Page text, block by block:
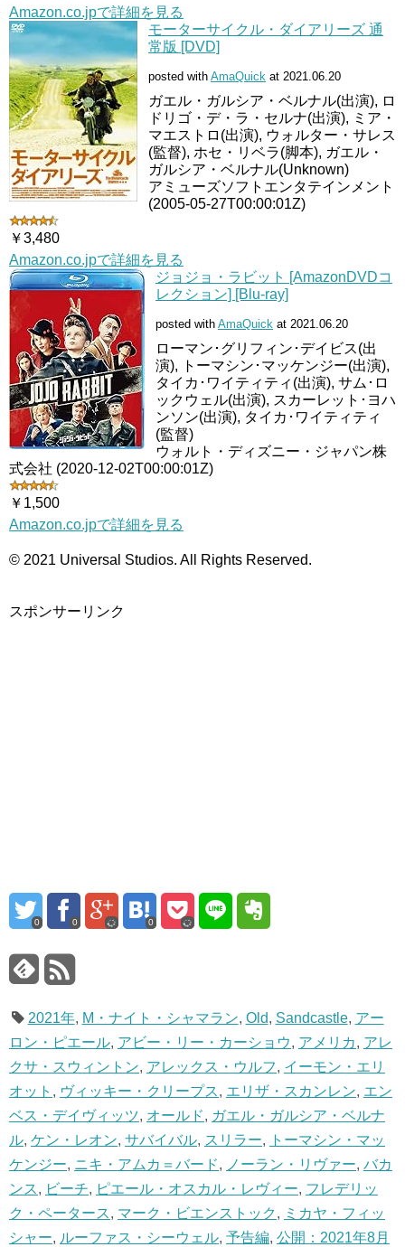
Amazon.co.jpで詳細を見る
モーターサイクル・ダイアリーズ 通
常版 [DVD]
posted with AmaQuick at 2021.06.20
ガエル・ガルシア・ベルナル(出演), ロ
ドリゴ・デ・ラ・セルナ(出演), ミア・
マエストロ(出演), ウォルター・サレス
(監督), ホセ・リベラ(脚本), ガエル・
ガルシア・ベルナル(Unknown)
アミューズソフトエンタテインメント
(2005-05-27T00:00:01Z)
￥3,480
Amazon.co.jpで詳細を見る
ジョジョ・ラビット [AmazonDVDコ
レクション] [Blu-ray]
posted with AmaQuick at 2021.06.20
ローマン･グリフィン･デイビス(出
演), トーマシン･マッケンジー(出演),
タイカ･ワイティティ(出演), サム･ロ
ックウェル(出演), スカーレット･ヨハ
ンソン(出演), タイカ･ワイティティ
(監督)
ウォルト・ディズニー・ジャパン株
式会社 (2020-12-02T00:00:01Z)
￥1,500
Amazon.co.jpで詳細を見る
© 2021 Universal Studios. All Rights Reserved.
スポンサーリンク
0 0 0
2021年, M・ナイト・シャマラン, Old, Sandcastle, アー
ロン・ピエール, アビー・リー・カーショウ, アメリカ, アレ
クサ・スウィントン, アレックス・ウルフ, イーモン・エリ
オット , ヴィッキー・クリープス, エリザ・スカンレン, エン
ベス・デイヴィッツ, オールド, ガエル・ガルシア・ベルナ
ル, ケン・レオン, サバイバル, スリラー,
トーマシン・マッ
ケンジー, ニキ・アムカ＝バード, ノーラン・リヴァー, バカ
ンス, ビーチ, ピエール・オスカル・レヴィー, フレデリッ
ク・ペータース, マーク・ビエンストック , ミカヤ・フィッ
シャー, ルーファス・シーウェル, 予告編, 公開：2021年8月